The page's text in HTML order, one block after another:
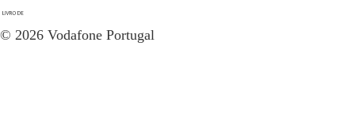
© 2026 Vodafone Portugal